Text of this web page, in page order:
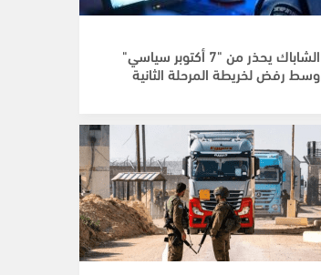
الشاباك يحذر من "7 أكتوبر سياسي"
وسط رفض لخريطة المرحلة الثانية